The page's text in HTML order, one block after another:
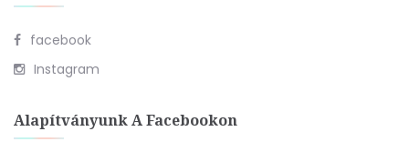
facebook
Instagram
Alapítványunk A Facebookon